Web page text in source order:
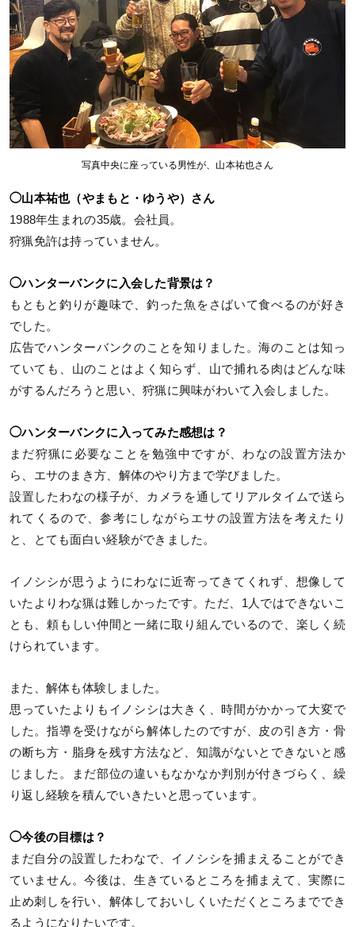
写真中央に座っている男性が、山本祐也さん
◯山本祐也（やまもと・ゆうや）さん
1988年生まれの35歳。会社員。
狩猟免許は持っていません。
◯ハンターバンクに入会した背景は？
もともと釣りが趣味で、釣った魚をさばいて食べるのが好き
でした。
広告でハンターバンクのことを知りました。海のことは知っ
ていても、山のことはよく知らず、山で捕れる肉はどんな味
がするんだろうと思い、狩猟に興味がわいて入会しました。
◯ハンターバンクに入ってみた感想は？
まだ狩猟に必要なことを勉強中ですが、わなの設置方法か
ら、エサのまき方、解体のやり方まで学びました。
設置したわなの様子が、カメラを通してリアルタイムで送ら
れてくるので、参考にしながらエサの設置方法を考えたり
と、とても面白い経験ができました。
イノシシが思うようにわなに近寄ってきてくれず、想像して
いたよりわな猟は難しかったです。ただ、1人ではできないこ
とも、頼もしい仲間と一緒に取り組んでいるので、楽しく続
けられています。
また、解体も体験しました。
思っていたよりもイノシシは大きく、時間がかかって大変で
した。指導を受けながら解体したのですが、皮の引き方・骨
の断ち方・脂身を残す方法など、知識がないとできないと感
じました。まだ部位の違いもなかなか判別が付きづらく、繰
り返し経験を積んでいきたいと思っています。
◯今後の目標は？
まだ自分の設置したわなで、イノシシを捕まえることができ
ていません。今後は、生きているところを捕まえて、実際に
止め刺しを行い、解体しておいしくいただくところまででき
るようになりたいです。